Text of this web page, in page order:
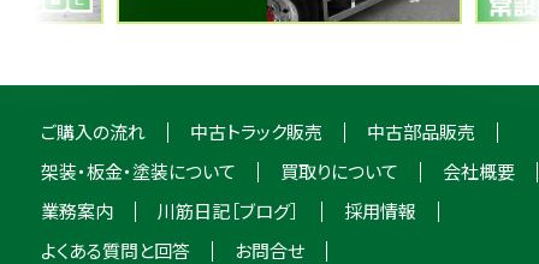
ご購入の流れ 中古トラック販売
中古部品販売
架装・板金・塗装について
買取りについて
会社概要
業務案内
川筋日記［ブログ］
採用情報
よくある質問と回答
お問合せ